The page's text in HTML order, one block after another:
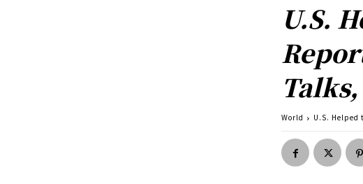
U.S.
World U.S. Helped